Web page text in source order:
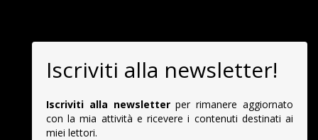
Iscriviti alla newsletter!
Iscriviti alla newsletterper rimanere aggiornato
con la mia attività e ricevere i contenuti destinati ai
miei lettori.